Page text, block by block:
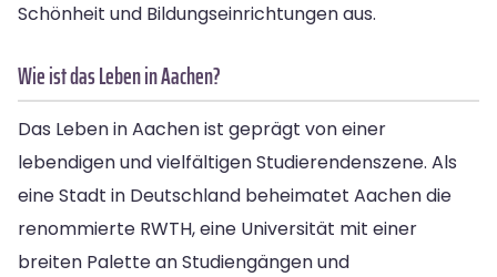
Schönheit und Bildungseinrichtungen aus.
Wie ist das Leben in Aachen?
Das Leben in Aachen ist geprägt von einer
lebendigen und vielfältigen Studierendenszene. Als
eine Stadt in Deutschland beheimatet Aachen die
renommierte RWTH, eine Universität mit einer
breiten Palette an Studiengängen und